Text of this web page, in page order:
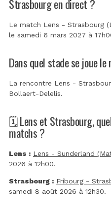
Strasbourg en direct ?
Le match Lens - Strasbourg
le samedi 6 mars 2027 à
Dans quel stade se joue
La rencontre Lens -
Bollaert-Delelis.
🗓️ Lens et Strasbourg,
matchs ?
Lens : Lens - Sunderland
2026 à 12h00.
Strasbourg : Fribourg -
samedi 8 août 2026 à 12h30.